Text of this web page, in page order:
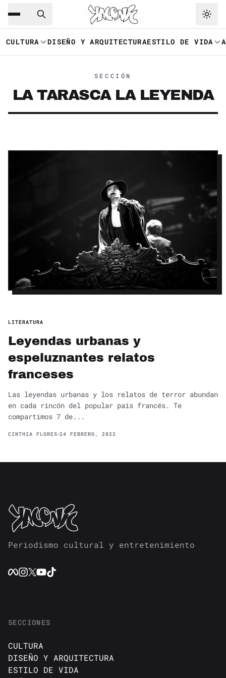
Saltar al contenido principal
CULTURA DISEÑO Y ARQUITECTURAESTILO DE VIDA
SECCIÓN
LA TARASCA LA LEYENDA
LITERATURA
Leyendas urbanas y
espeluznantes relatos
franceses
Las leyendas urbanas y los relatos de terror abundan
en cada rincón del popular país francés. Te
compartimos 7 de...
CINTHIA FLORES 24 FEBRERO, 2022
Periodismo cultural y entretenimiento
SECCIONES
CULTURA
DISEÑO Y ARQUITECTURA
ESTILO DE VIDA